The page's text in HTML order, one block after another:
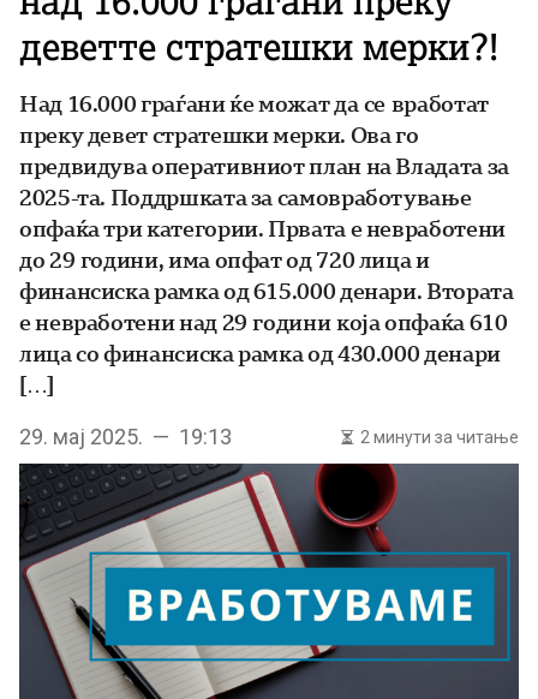
деветте стратешки мерки?!
Над 16.000 граѓани ќе можат да се вработат
преку девет стратешки мерки. Ова го
предвидува оперативниот план на Владата за
2025-та. Поддршката за самовработување
опфаќа три категории. Првата е невработени
до 29 години, има опфат од 720 лица и
финансиска рамка од 615.000 денари. Втората
е невработени над 29 години која опфаќа 610
лица со финансиска рамка од 430.000 денари
[…]
29. мај 2025. — 19:13 2 минути за читање